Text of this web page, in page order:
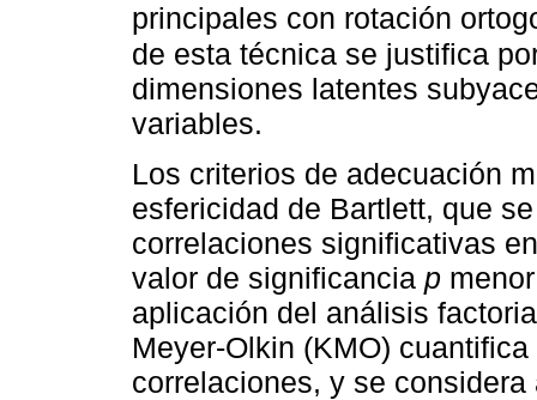
principales con rotación
de esta técnica se justifica
dimensiones latentes
variables.
Los criterios de adecuación
esfericidad de Bartlett, que
correlaciones significativas
valor de significancia p
aplicación del análisis
Meyer-Olkin (KMO)
correlaciones, y se